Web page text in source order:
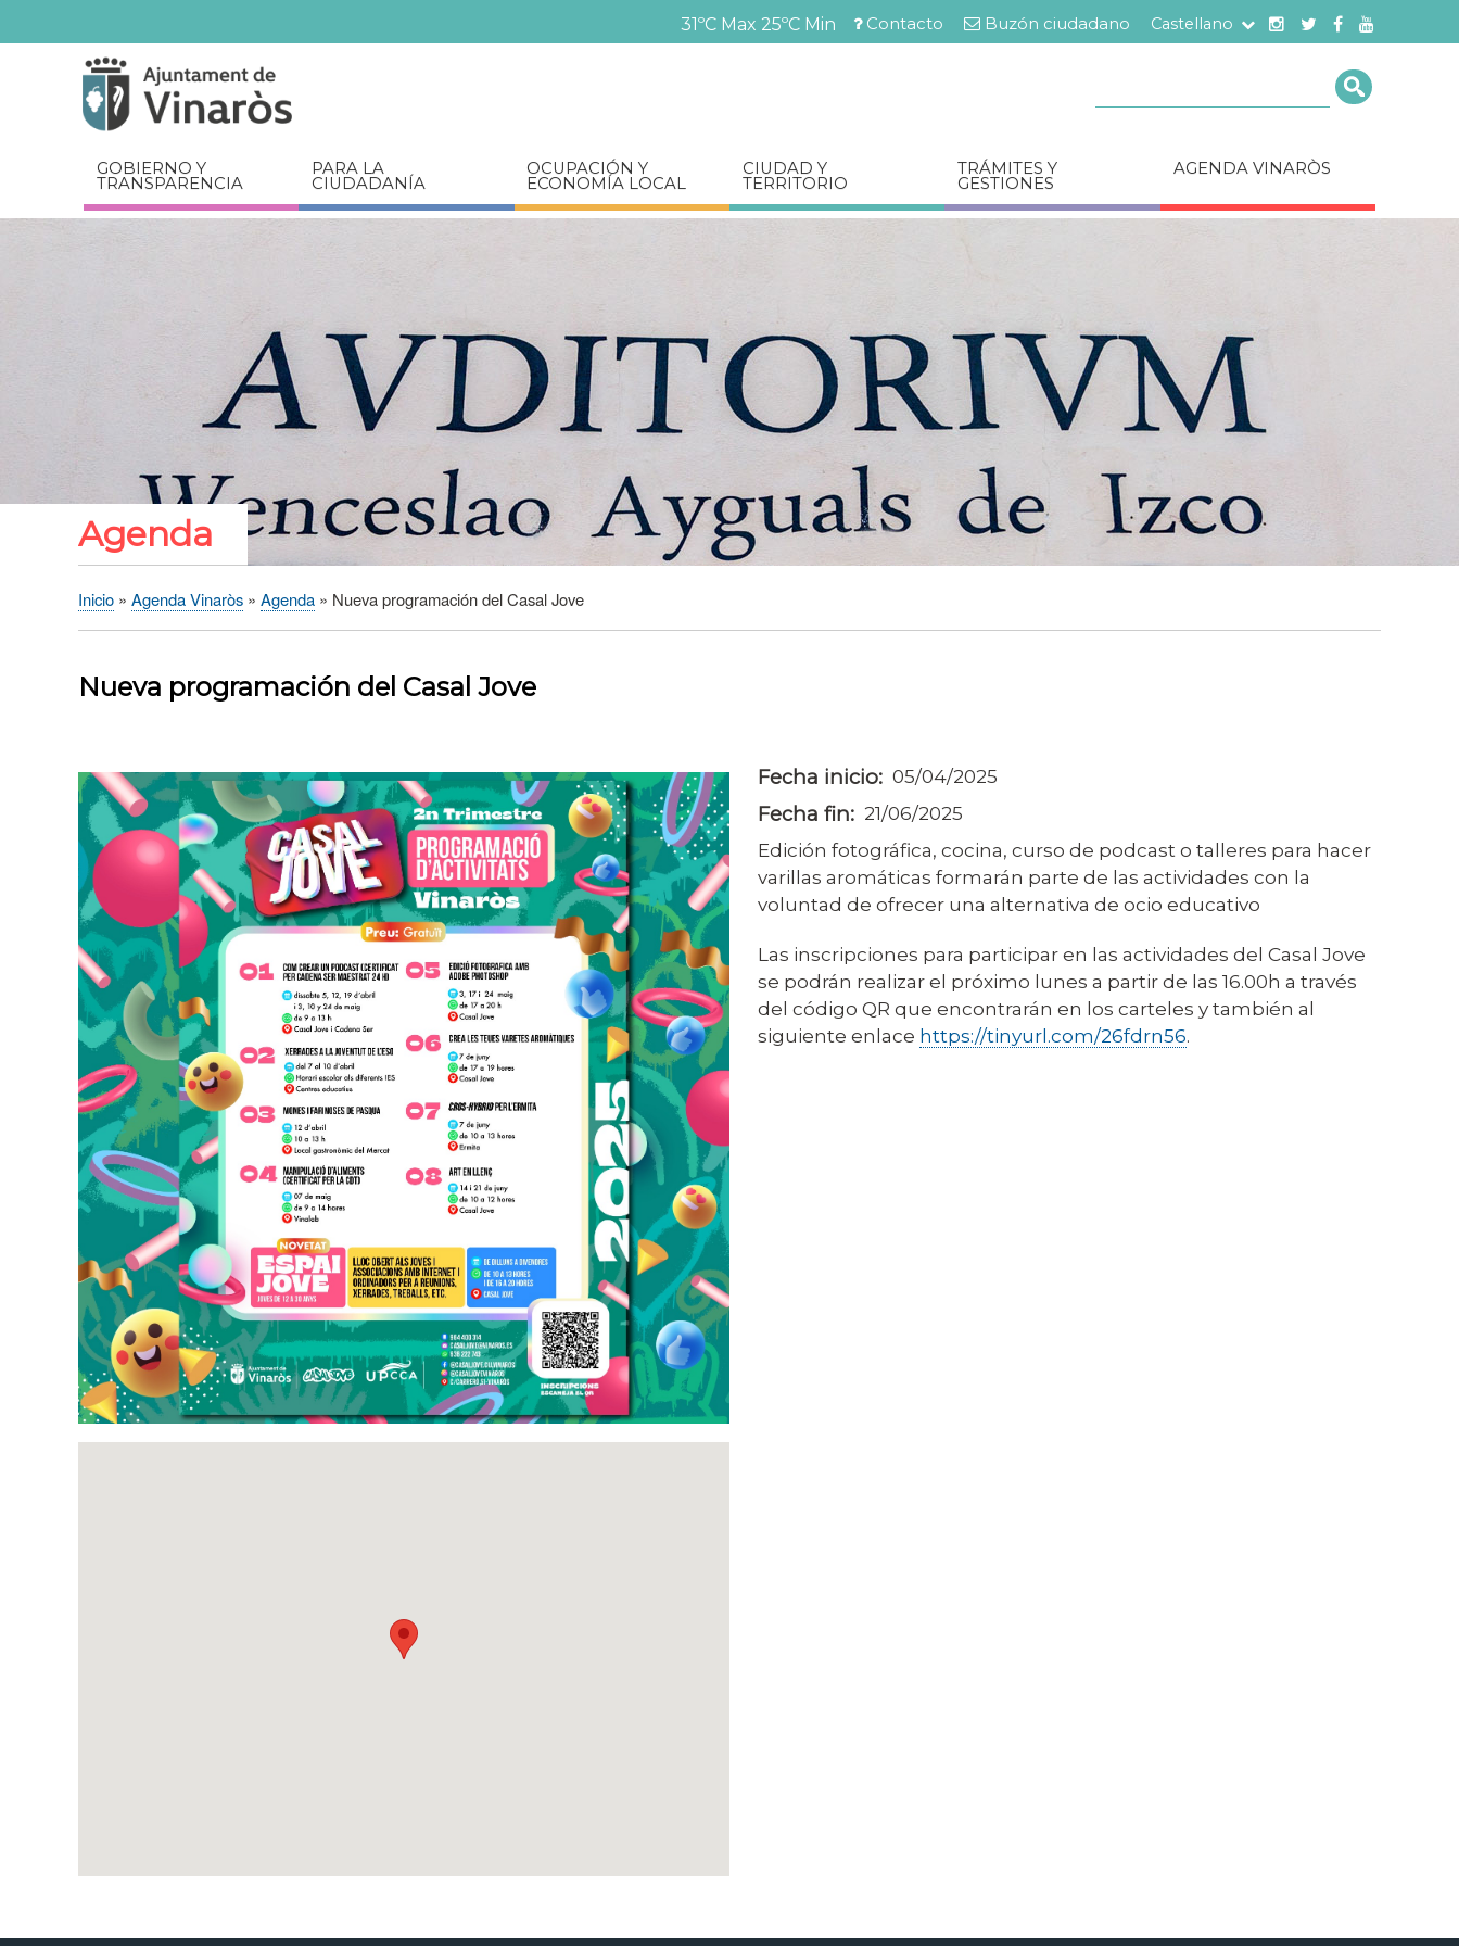
Pasar
al
relacionados
Menú
Contacto Buzón ciudadano Castellano
31ºC Max 25ºC Min
GOBIERNO Y
TRANSPARENCIA
PARA LA
CIUDADANÍA
OCUPACIÓN Y
ECONOMÍA LOCAL
CIUDAD Y
TERRITORIO
TRÁMITES Y
GESTIONES
AGENDA VINARÒS
Agenda
Sobrescribir
de
ayuda
navegación
Inicio Agenda Vinaròs Agenda Nueva programación del Casal Jove
Nueva programación del Casal Jove
Fecha inicio 05/04/2025
Fecha fin
21/06/2025
Edición fotográfica, cocina, curso de podcast o talleres para hacer
varillas aromáticas formarán parte de las actividades con la
voluntad de ofrecer una alternativa de ocio educativo
Las inscripciones para participar en las actividades del Casal Jove
se podrán realizar el próximo lunes a partir de las 16.00h a través
del código QR que encontrarán en los carteles y también al
siguiente enlace https://tinyurl.com/26fdrn56.